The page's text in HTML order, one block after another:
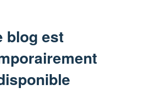
blog est